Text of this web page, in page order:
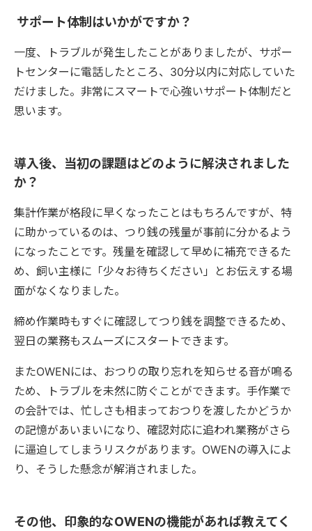
サポート体制はいかがですか？
一度、トラブルが発生したことがありましたが、サポー
トセンターに電話したところ、30分以内に対応していた
だけました。非常にスマートで心強いサポート体制だと
思います。
導入後、当初の課題はどのように解決されました
か？
集計作業が格段に早くなったことはもちろんですが、特
に助かっているのは、つり銭の残量が事前に分かるよう
になったことです。残量を確認して早めに補充できるた
め、飼い主様に「少々お待ちください」とお伝えする場
面がなくなりました。
締め作業時もすぐに確認してつり銭を調整できるため、
翌日の業務もスムーズにスタートできます。
またOWENには、おつりの取り忘れを知らせる音が鳴る
ため、トラブルを未然に防ぐことができます。手作業で
の会計では、忙しさも相まっておつりを渡したかどうか
の記憶があいまいになり、確認対応に追われ業務がさら
に逼迫してしまうリスクがあります。OWENの導入によ
り、そうした懸念が解消されました。
その他、印象的なOWENの機能があれば教えてく